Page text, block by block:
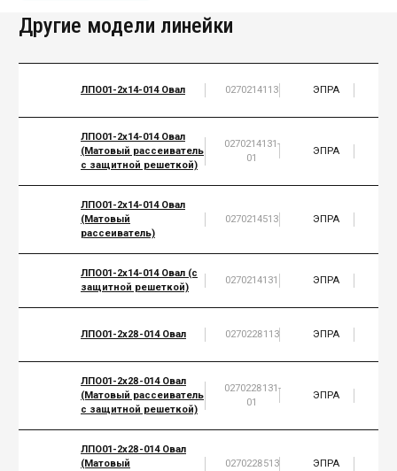
Другие модели линейки
ЛПО01-2х14-014 Овал 0270214113 ЭПРА
ЛПО01-2х14-014 Овал
(Матовый рассеиватель
с защитной решеткой)
0270214131-
01
ЭПРА
ЛПО01-2х14-014 Овал
(Матовый
рассеиватель)
0270214513 ЭПРА
ЛПО01-2х14-014 Овал (с
защитной решеткой)
0270214131 ЭПРА
ЛПО01-2х28-014 Овал 0270228113 ЭПРА
ЛПО01-2х28-014 Овал
(Матовый рассеиватель
с защитной решеткой)
0270228131-
01
ЭПРА
ЛПО01-2х28-014 Овал
(Матовый
0270228513 ЭПРА